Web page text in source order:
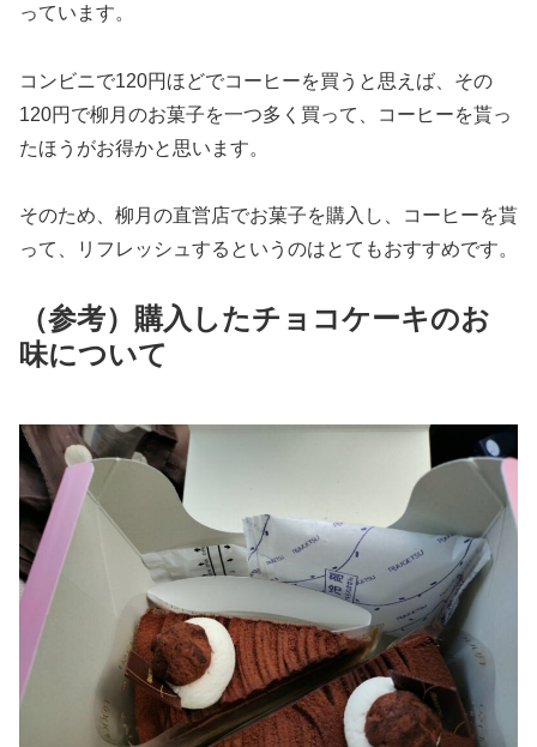
っています。
コンビニで120円ほどでコーヒーを買うと思えば、その
120円で柳月のお菓子を一つ多く買って、コーヒーを貰っ
たほうがお得かと思います。
そのため、柳月の直営店でお菓子を購入し、コーヒーを貰
って、リフレッシュするというのはとてもおすすめです。
（参考）購入したチョコケーキのお
味について